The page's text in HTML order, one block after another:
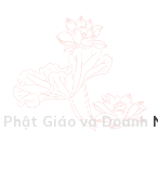
Phật Giáo và Doanh